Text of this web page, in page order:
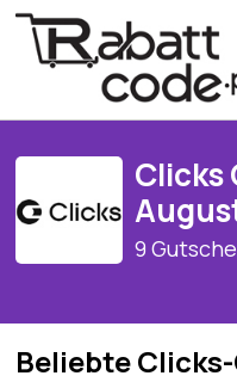
Clicks
9
Beliebte